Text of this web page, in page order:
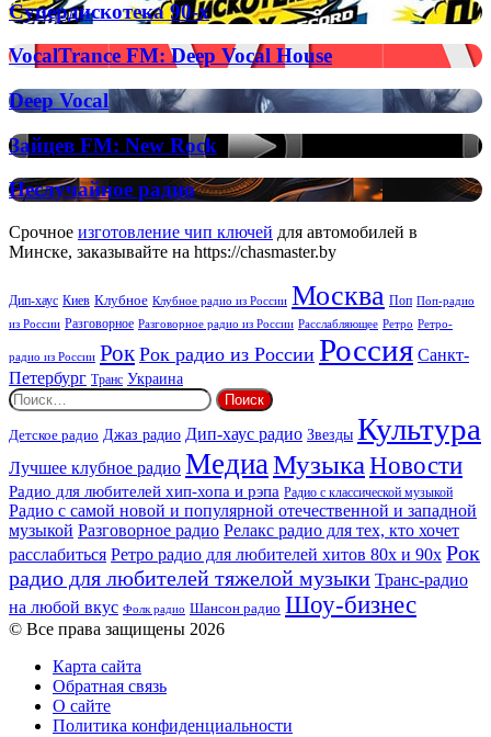
Radio
Супердискотека
90-
х
Супердискотека 90-х
VocalTrance
FM:
Deep
Vocal
House
VocalTrance FM: Deep Vocal House
Deep
Vocal
Deep Vocal
Зайцев
FM:
New
Rock
Зайцев FM: New Rock
Неслучайное
радио
Неслучайное радио
Срочное изготовление чип ключей для автомобилей в
Минске, заказывайте на https://chasmaster.by
Дип-хаус Киев Клубное Клубное радио из России Москва Поп Поп-радио
из России Разговорное Разговорное радио из России Расслабляющее Ретро Ретро-
радио из России Рок Рок радио из России Россия Санкт-
Петербург Транс Украина
Найти:
Детское радио Джаз радио Дип-хаус радио Звезды Культура
Лучшее клубное радио МедиаМузыкаНовости
Радио для любителей хип-хопа и рэпа Радио с классической музыкой
Радио с самой новой и популярной отечественной и западной
музыкой Разговорное радио Релакс радио для тех, кто хочет
расслабиться Ретро радио для любителей хитов 80х и 90х Рок
радио для любителей тяжелой музыки Транс-радио
на любой вкус Фолк радио Шансон радио Шоу-бизнес
© Все права защищены 2026
Карта сайта
Обратная связь
О сайте
Политика конфиденциальности